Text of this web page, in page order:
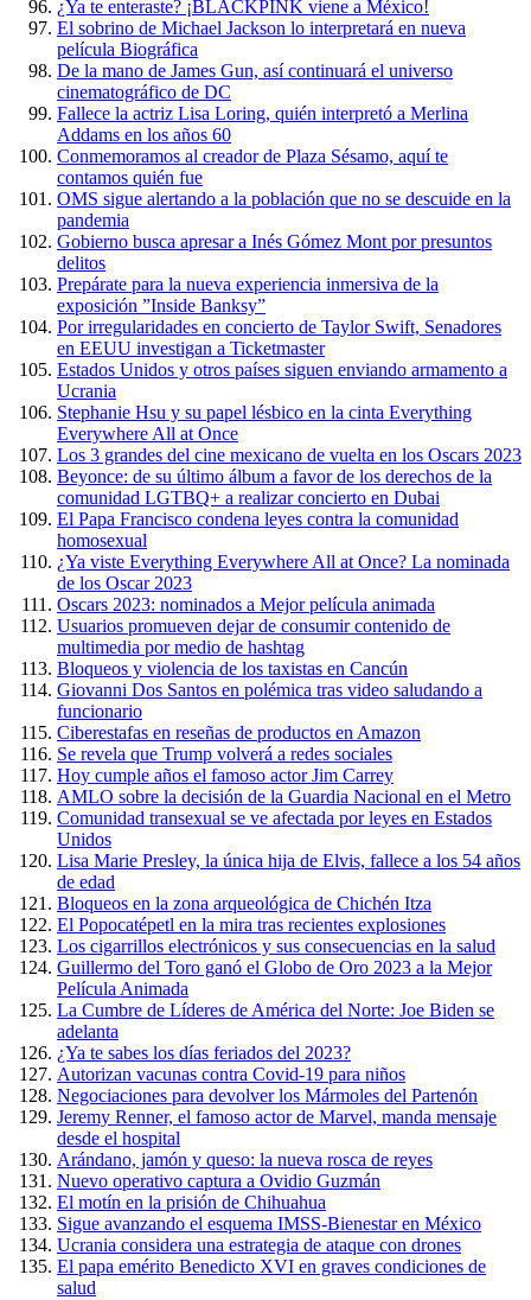
¿Ya te enteraste? ¡BLACKPINK viene a México!
El sobrino de Michael Jackson lo interpretará en nueva
película Biográfica
De la mano de James Gun, así continuará el universo
cinematográfico de DC
Fallece la actriz Lisa Loring, quién interpretó a Merlina
Addams en los años 60
Conmemoramos al creador de Plaza Sésamo, aquí te
contamos quién fue
OMS sigue alertando a la población que no se descuide en la
pandemia
Gobierno busca apresar a Inés Gómez Mont por presuntos
delitos
Prepárate para la nueva experiencia inmersiva de la
exposición ”Inside Banksy”
Por irregularidades en concierto de Taylor Swift, Senadores
en EEUU investigan a Ticketmaster
Estados Unidos y otros países siguen enviando armamento a
Ucrania
Stephanie Hsu y su papel lésbico en la cinta Everything
Everywhere All at Once
Los 3 grandes del cine mexicano de vuelta en los Oscars 2023
Beyonce: de su último álbum a favor de los derechos de la
comunidad LGTBQ+ a realizar concierto en Dubai
El Papa Francisco condena leyes contra la comunidad
homosexual
¿Ya viste Everything Everywhere All at Once? La nominada
de los Oscar 2023
Oscars 2023: nominados a Mejor película animada
Usuarios promueven dejar de consumir contenido de
multimedia por medio de hashtag
Bloqueos y violencia de los taxistas en Cancún
Giovanni Dos Santos en polémica tras video saludando a
funcionario
Ciberestafas en reseñas de productos en Amazon
Se revela que Trump volverá a redes sociales
Hoy cumple años el famoso actor Jim Carrey
AMLO sobre la decisión de la Guardia Nacional en el Metro
Comunidad transexual se ve afectada por leyes en Estados
Unidos
Lisa Marie Presley, la única hija de Elvis, fallece a los 54 años
de edad
Bloqueos en la zona arqueológica de Chichén Itza
El Popocatépetl en la mira tras recientes explosiones
Los cigarrillos electrónicos y sus consecuencias en la salud
Guillermo del Toro ganó el Globo de Oro 2023 a la Mejor
Película Animada
La Cumbre de Líderes de América del Norte: Joe Biden se
adelanta
¿Ya te sabes los días feriados del 2023?
Autorizan vacunas contra Covid-19 para niños
Negociaciones para devolver los Mármoles del Partenón
Jeremy Renner, el famoso actor de Marvel, manda mensaje
desde el hospital
Arándano, jamón y queso: la nueva rosca de reyes
Nuevo operativo captura a Ovidio Guzmán
El motín en la prisión de Chihuahua
Sigue avanzando el esquema IMSS-Bienestar en México
Ucrania considera una estrategia de ataque con drones
El papa emérito Benedicto XVI en graves condiciones de
salud